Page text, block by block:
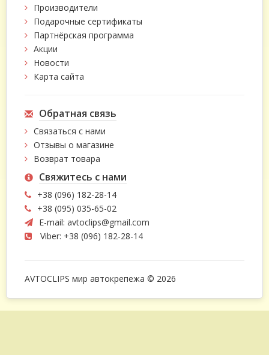
Производители
Подарочные сертификаты
Партнёрская программа
Акции
Новости
Карта сайта
Обратная связь
Связаться с нами
Отзывы о магазине
Возврат товара
Свяжитесь с нами
+38 (096) 182-28-14
+38 (095) 035-65-02
E-mail: avtoclips@gmail.com
Viber: +38 (096) 182-28-14
AVTOCLIPS мир автокрепежа © 2026